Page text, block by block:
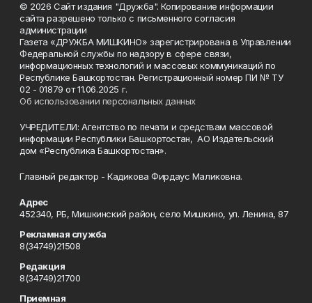
© 2026 Сайт издания "Дружба". Копирование информации
сайта разрешено только с письменного согласия
администрации
Газета «ДРУЖБА МИШКИНО» зарегистрирована в Управлении
Федеральной службы по надзору в сфере связи,
информационных технологий и массовых коммуникаций по
Республике Башкортостан. Регистрационный номер ПИ № ТУ
02 - 01879 от 11.06.2025 г.
Об использовании персональных данных
УЧРЕДИТЕЛИ: Агентство по печати и средствам массовой
информации Республики Башкортостан, АО Издательский
дом «Республика Башкортостан».
Главный редактор - Кадикова Фирдаус Маликовна.
Адрес
452340, РБ, Мишкинский район, село Мишкино, ул. Ленина, 87
Рекламная служба
8(34749)21508
Редакция
8(34749)21700
Приемная